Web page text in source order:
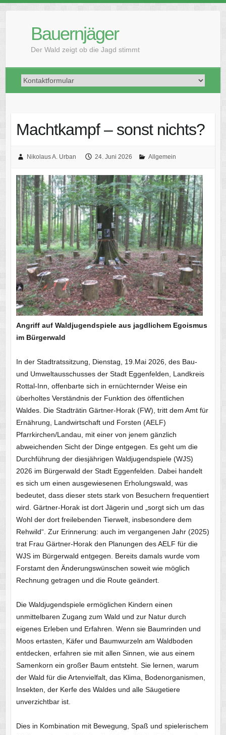
Bauernjäger
Der Wald zeigt ob die Jagd stimmt
Machtkampf – sonst nichts?
Nikolaus A. Urban 24. Juni 2026 Allgemein
Angriff auf Waldjugendspiele aus jagdlichem Egoismus
im Bürgerwald
In der Stadtratssitzung, Dienstag, 19.Mai 2026, des Bau-
und Umweltausschusses der Stadt Eggenfelden, Landkreis
Rottal-Inn, offenbarte sich in ernüchternder Weise ein
überholtes Verständnis der Funktion des öffentlichen
Waldes. Die Stadträtin Gärtner-Horak (FW), tritt dem Amt für
Ernährung, Landwirtschaft und Forsten (AELF)
Pfarrkirchen/Landau, mit einer von jenem gänzlich
abweichenden Sicht der Dinge entgegen. Es geht um die
Durchführung der diesjährigen Waldjugendspiele (WJS)
2026 im Bürgerwald der Stadt Eggenfelden. Dabei handelt
es sich um einen ausgewiesenen Erholungswald, was
bedeutet, dass dieser stets stark von Besuchern frequentiert
wird. Gärtner-Horak ist dort Jägerin und „sorgt sich um das
Wohl der dort freilebenden Tierwelt, insbesondere dem
Rehwild“. Zur Erinnerung: auch im vergangenen Jahr (2025)
trat Frau Gärtner-Horak den Planungen des AELF für die
WJS im Bürgerwald entgegen. Bereits damals wurde vom
Forstamt den Änderungswünschen soweit wie möglich
Rechnung getragen und die Route geändert.
Die Waldjugendspiele ermöglichen Kindern einen
unmittelbaren Zugang zum Wald und zur Natur durch
eigenes Erleben und Erfahren. Wenn sie Baumrinden und
Moos ertasten, Käfer und Baumwurzeln am Waldboden
entdecken, erfahren sie mit allen Sinnen, wie aus einem
Samenkorn ein großer Baum entsteht. Sie lernen, warum
der Wald für die Artenvielfalt, das Klima, Bodenorganismen,
Insekten, der Kerfe des Waldes und alle Säugetiere
unverzichtbar ist.
Dies in Kombination mit Bewegung, Spaß und spielerischem